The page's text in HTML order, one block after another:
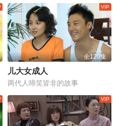
全120集
儿大女成人
两代人啼笑皆非的故事